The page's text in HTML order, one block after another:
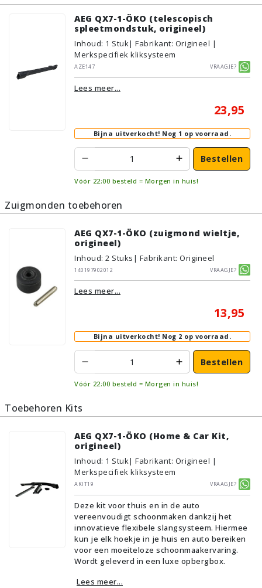
AEG QX7-1-ÖKO (telescopisch
spleetmondstuk, origineel)
Inhoud: 1 Stuk| Fabrikant: Origineel |
Merkspecifiek kliksysteem
AZE147
Vraagje?
Lees meer...
23,95
Bijna uitverkocht! Nog 1 op voorraad.
Bestellen
Vóór 22:00 besteld = Morgen in huis!
Zuigmonden toebehoren
AEG QX7-1-ÖKO (zuigmond wieltje,
origineel)
Inhoud: 2 Stuks | Fabrikant: Origineel
140197902012
Vraagje?
Lees meer...
13,95
Bijna uitverkocht! Nog 2 op voorraad.
Bestellen
Vóór 22:00 besteld = Morgen in huis!
Toebehoren Kits
AEG QX7-1-ÖKO (Home & Car Kit,
origineel)
Inhoud: 1 Stuk| Fabrikant: Origineel |
Merkspecifiek kliksysteem
AKIT19
Vraagje?
Deze kit voor thuis en in de auto
vereenvoudigt schoonmaken dankzij het
innovatieve flexibele slangsysteem. Hiermee
kun je elk hoekje in je huis en auto bereiken
voor een moeiteloze schoonmaakervaring.
Wordt geleverd in een luxe opbergbox.
Lees meer...